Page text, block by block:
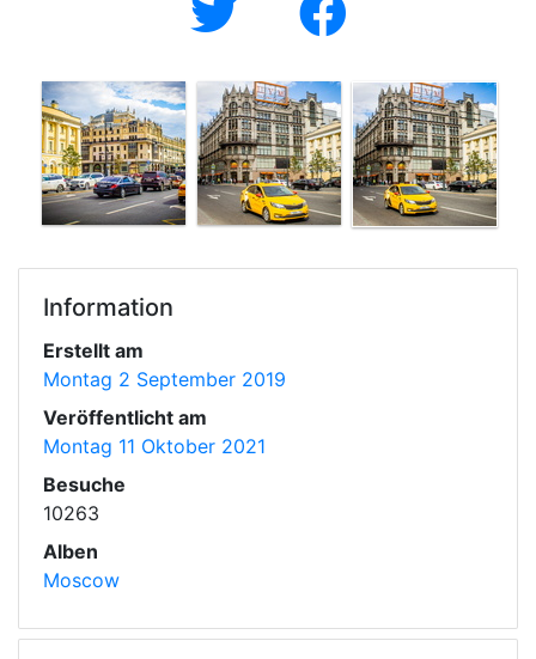
Information
Erstellt am
Montag 2 September 2019
Veröffentlicht am
Montag 11 Oktober 2021
Besuche
10263
Alben
Moscow